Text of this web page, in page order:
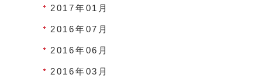
2017年01月
2016年07月
2016年06月
2016年03月